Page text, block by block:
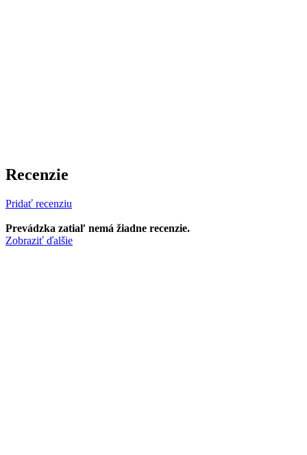
Recenzie
Pridať recenziu
Prevádzka zatiaľ nemá žiadne recenzie.
Zobraziť ďalšie